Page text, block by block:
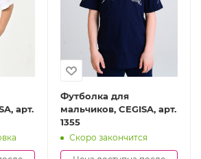
арт.
Футболка для
мальчиков, CEGISA, арт.
1355
Скоро закончится